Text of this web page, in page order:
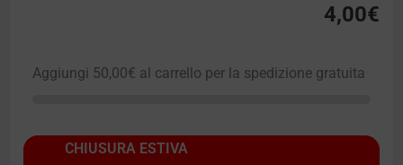
4,00€
Aggiungi 50,00€ al carrello per la spedizione gratuita
CHIUSURA ESTIVA